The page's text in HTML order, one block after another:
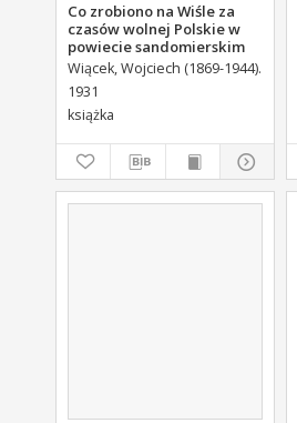
Co zrobiono na Wiśle za
czasów wolnej Polskie w
powiecie sandomierskim
Wiącek, Wojciech (1869-1944).
1931
książka